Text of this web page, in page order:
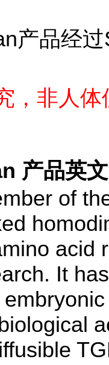
产品经
，非人体
产品英
of
acid
It